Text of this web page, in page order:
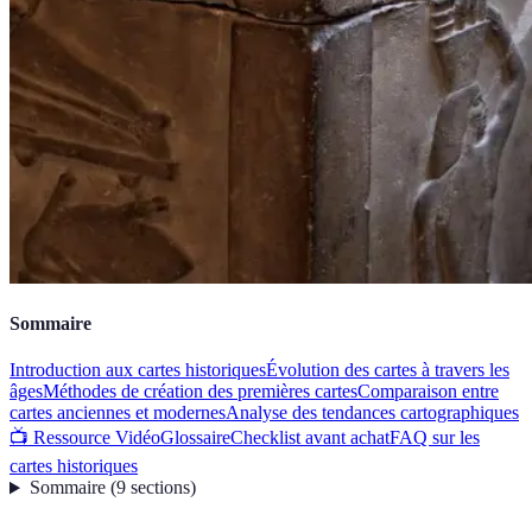
Sommaire
Introduction aux cartes historiquesÉvolution des cartes à travers les
âgesMéthodes de création des premières cartesComparaison entre
cartes anciennes et modernesAnalyse des tendances cartographiques
📺 Ressource VidéoGlossaireChecklist avant achatFAQ sur les
cartes historiques
Sommaire(9 sections)